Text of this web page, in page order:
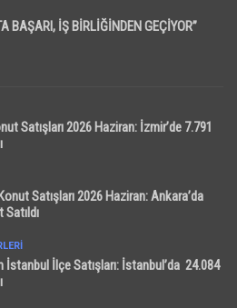
BAŞARI, İŞ BİRLİĞİNDEN GEÇİYOR”
Satışları 2026 Haziran: İzmir’de 7.791
Satışları 2026 Haziran: Ankara’da
İstanbul İlçe Satışları: İstanbul’da 24.084